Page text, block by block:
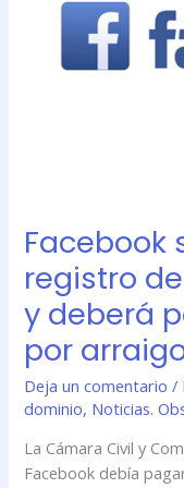
Facebook
registro
y deberá
por
Deja un comentario /
dominio, Noticias.
La Cámara Civil y
Facebook debía
pagar